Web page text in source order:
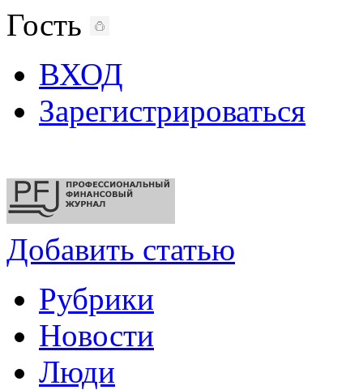
Гость
ВХОД
Зарегистрироваться
Добавить статью
Рубрики
Новости
Люди